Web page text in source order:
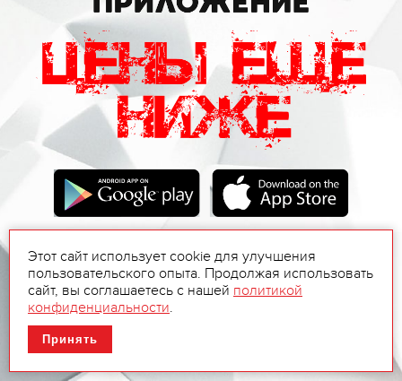
Этот сайт использует cookie для улучшения
пользовательского опыта. Продолжая использовать
сайт, вы соглашаетесь с нашей политикой
конфиденциальности.
Принять